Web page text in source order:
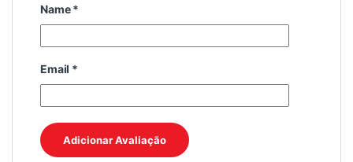
Name*
Email *